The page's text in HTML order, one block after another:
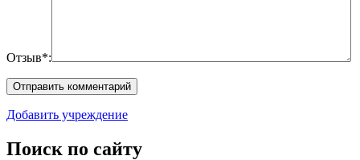
Отзыв*:
Добавить учреждение
Поиск по сайту